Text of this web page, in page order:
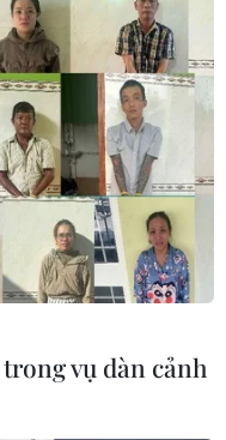
cửa cho khách
vụ dàn cảnh